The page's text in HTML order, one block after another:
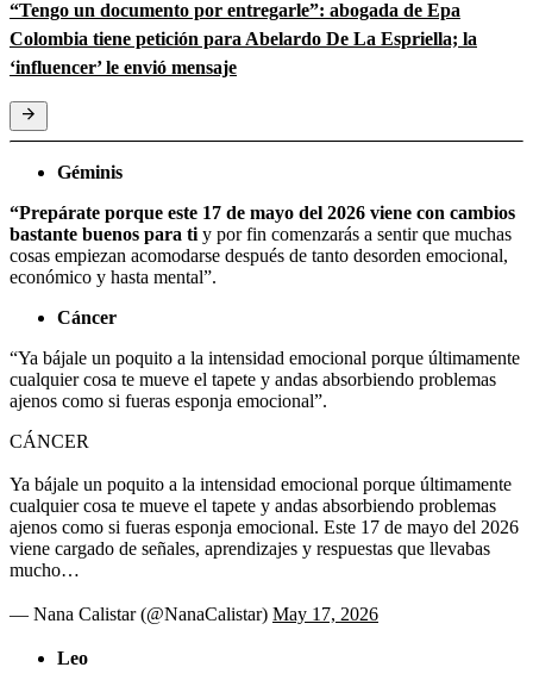
“Tengo un documento por entregarle”: abogada de Epa
Colombia tiene petición para Abelardo De La Espriella; la
‘influencer’ le envió mensaje
Géminis
“Prepárate porque este 17 de mayo del 2026 viene con cambios
bastante buenos para ti y por fin comenzarás a sentir que muchas
cosas empiezan acomodarse después de tanto desorden emocional,
económico y hasta mental”.
Cáncer
“Ya bájale un poquito a la intensidad emocional porque últimamente
cualquier cosa te mueve el tapete y andas absorbiendo problemas
ajenos como si fueras esponja emocional”.
CÁNCER
Ya bájale un poquito a la intensidad emocional porque últimamente
cualquier cosa te mueve el tapete y andas absorbiendo problemas
ajenos como si fueras esponja emocional. Este 17 de mayo del 2026
viene cargado de señales, aprendizajes y respuestas que llevabas
mucho…
— Nana Calistar (@NanaCalistar) May 17, 2026
Leo